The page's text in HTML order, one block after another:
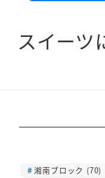
スイーツ
湘南ブロック (70)